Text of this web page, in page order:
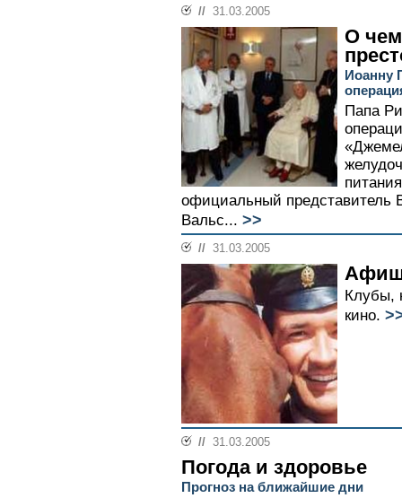
// 31.03.2005
О
Иоанну
Папа
официальный представитель
Вальс... >>
// 31.03.2005
Клубы,
кино.
// 31.03.2005
Погода и здоровье
Прогноз на ближайшие дни